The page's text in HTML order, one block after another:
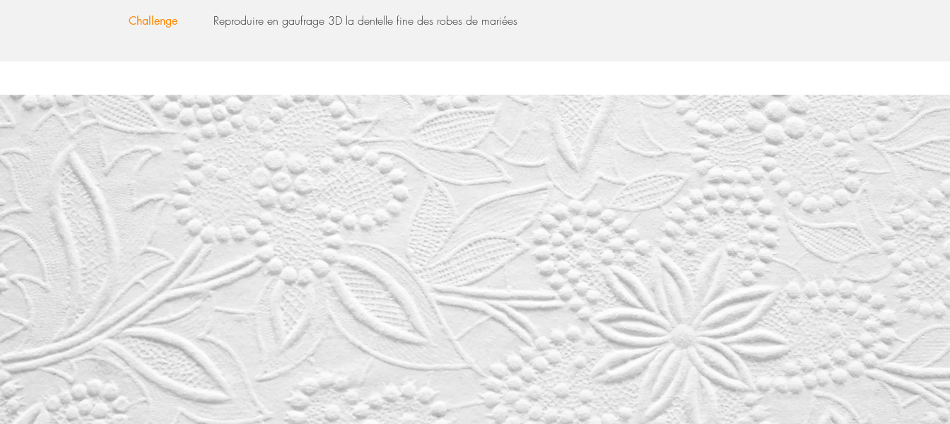
Challenge Reproduire en gaufrage 3D la dentelle fine des robes de mariées